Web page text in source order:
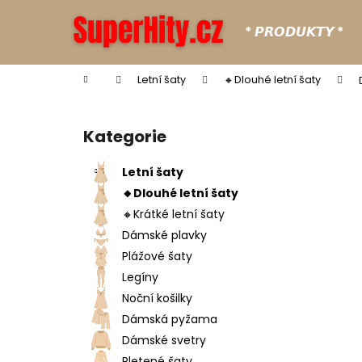
* 𝙋𝙍𝙊𝘿𝙐𝙆𝙏𝙔 *
Domů Letní šaty 🔸Dlouhé letní šaty
Přeskočit
kategorie
Kategorie
Letní šaty
🔸Dlouhé letní šaty
🔸Krátké letní šaty
Dámské plavky
Plážové šaty
Legíny
Noční košilky
Dámská pyžama
Dámské svetry
í
Zpět
do
Zpět
do